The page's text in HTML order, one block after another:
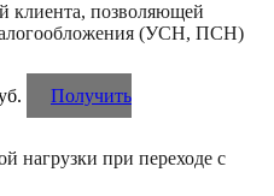
клиента, позволяющей
(УСН, ПСН)
Получить
нагрузки при переходе с